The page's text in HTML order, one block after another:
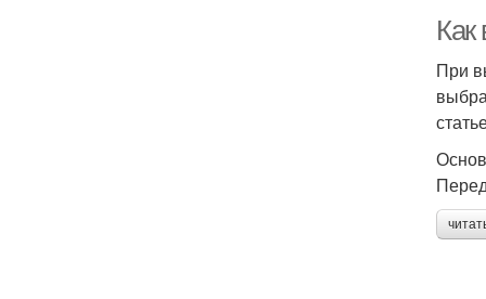
Как
При